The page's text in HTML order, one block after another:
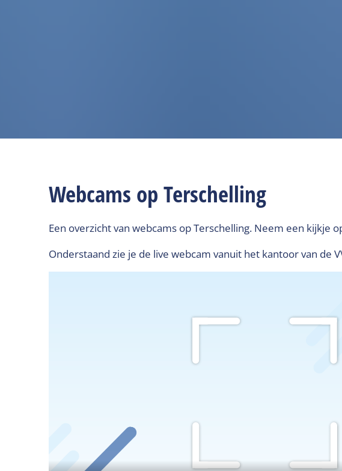
Webcams op Terschelling
Een overzicht van webcams op Terschelling. Neem een kijkje
Onderstaand zie je de live webcam vanuit het kantoor van de